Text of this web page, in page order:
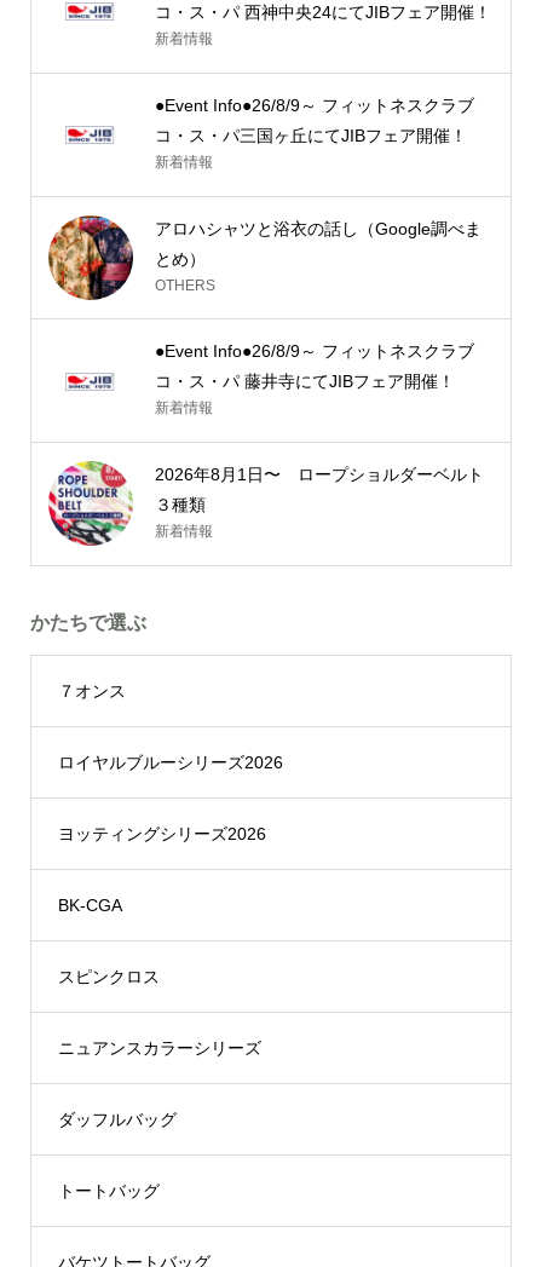
コ・ス・パ 西神中央24にてJIBフェア開催！
新着情報
●Event Info●26/8/9～ フィットネスクラブ
コ・ス・パ三国ヶ丘にてJIBフェア開催！
新着情報
アロハシャツと浴衣の話し（Google調べま
とめ）
OTHERS
●Event Info●26/8/9～ フィットネスクラブ
コ・ス・パ 藤井寺にてJIBフェア開催！
新着情報
2026年8月1日〜 ロープショルダーベルト
３種類
新着情報
かたちで選ぶ
７オンス
ロイヤルブルーシリーズ2026
ヨッティングシリーズ2026
BK-CGA
スピンクロス
ニュアンスカラーシリーズ
ダッフルバッグ
トートバッグ
バケツトートバッグ